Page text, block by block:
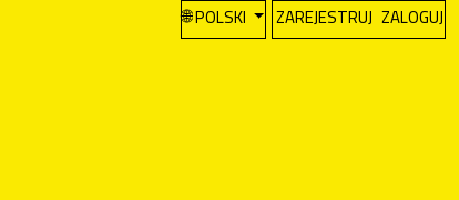
CHANGE THE LANGUAGE. THE
POLSKI ZAREJESTRUJ ZALOGUJ